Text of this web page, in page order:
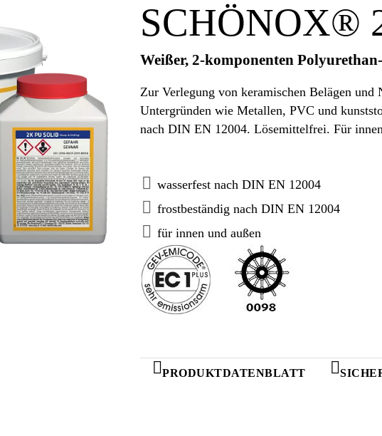
SCHÖNOX®
Weißer, 2-komponenten
Zur Verlegung von keramischen Belägen
Untergründen wie Metallen, PVC und
nach DIN EN 12004. Lösemittelfrei. Für
wasserfest nach DIN EN 12004
frostbeständig nach DIN EN 12004
für innen und außen
PRODUKTDATENBLATT